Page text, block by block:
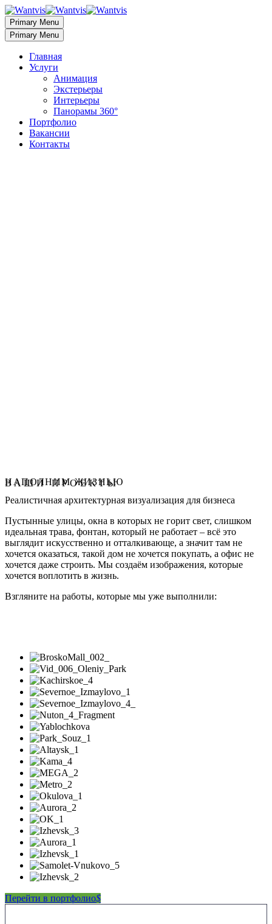
Primary Menu
Primary Menu
Главная
Услуги
Анимация
Экстерьеры
Интерьеры
Панорамы 360°
Портфолио
Вакансии
Контакты
НАПОЛНИМ ЖИЗНЬЮ
ВАШИ ПРОЕКТЫ
Реалистичная архитектурная визуализация для бизнеса
Пустынные улицы, окна в которых не горит свет, слишком
идеальная трава, фонтан, который не работает – всё это
выглядит искусственно и отталкивающе, а значит там не
хочется оказаться, такой дом не хочется покупать, а офис не
хочется даже строить. Мы создаём изображения, которые
хочется воплотить в жизнь.
Взгляните на работы, которые мы уже выполнили:
Перейти в портфолио$